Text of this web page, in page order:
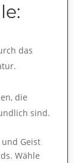
das
die
sind.
Geist
Wähle